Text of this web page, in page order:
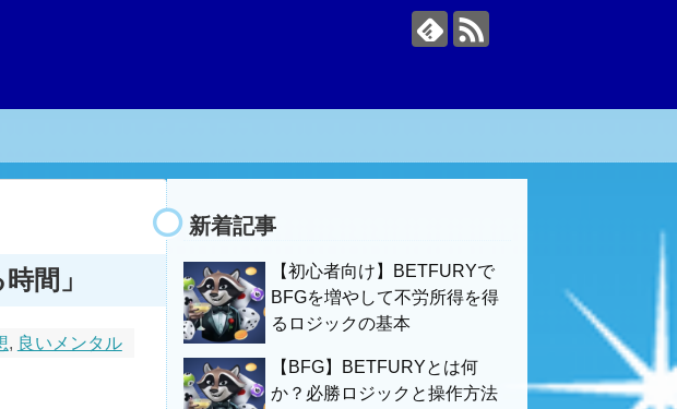
間」
, 良いメンタル
新着記事
【初心者向け】BETFURYで
BFGを増やして不労所得を得
るロジックの基本
【BFG】BETFURYとは何
か？必勝ロジックと操作方法